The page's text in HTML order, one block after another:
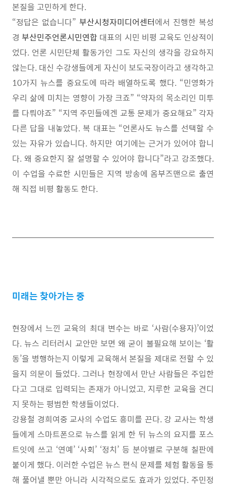
본질을 고민하게 한다.
“정답은 없습니다” 부산시청자미디어센터에서 진행한 복성
경부산민주언론시민연합 대표의 시민 비평 교육도 인상적이
었다. 언론 시민단체 활동가인 그도 자신의 생각을 강요하지
않는다. 대신 수강생들에게 자신이 보도국장이라고 생각하고
10가지 뉴스를 중요도에 따라 배열하도록 했다. “민영화가
우리 삶에 미치는 영향이 가장 크죠” “약자의 목소리인 미투
를 다뤄야죠” “지역 주민들에겐 교통 문제가 중요해요” 각자
다른 답을 내놓았다.복 대표는 “언론사도 뉴스를 선택할 수
있는 자유가 있습니다.하지만 여기에는 근거가 있어야 합니
다. 왜 중요한지 잘 설명할 수 있어야 합니다”라고 강조했다.
이 수업을 수료한 시민들은 지역 방송에 옴부즈맨으로 출연
해 직접 비평 활동도 한다.
미래는 찾아가는 중
현장에서 느낀 교육의 최대 변수는 바로 ‘사람(수용자)’이었
다.뉴스 리터러시 교안만 보면 왜 굳이 불필요해 보이는 ‘활
동’을 병행하는지 이렇게 교육해서 본질을 제대로 전할 수 있
을지 의문이 들었다. 그러나 현장에서 만난 사람들은 주입한
다고 그대로 입력되는 존재가 아니었고, 지루한 교육을 견디
지 못하는 평범한 학생들이었다.
강용철 경희여중 교사의 수업도 흥미를 끈다. 강 교사는 학생
들에게 스마트폰으로 뉴스를 읽게 한 뒤 뉴스의 요지를 포스
트잇에 쓰고 ‘연예’ ‘사회’ ‘정치’ 등 분야별로 구분해 칠판에
붙이게 했다. 이러한 수업은 뉴스 편식 문제를 체험 활동을 통
해 풀어낼 뿐만 아니라 시각적으로도 효과가 있었다. 주민정